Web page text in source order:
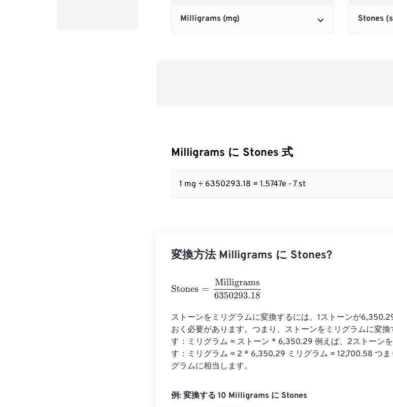
Milligrams に Stones 式
1 mg ÷ 6350293.18 = 1.5747e - 7 st
変換方法 Milligrams に Stones?
Stones Milligrams6350293.18
ストーンをミリグラムに変換するには、1ストーンが
おく必要があります。つまり、ストーンをミリグラムに変
す：ミリグラム = ストーン * 6,350.29 例えば、2ストーン
す：ミリグラム = 2 * 6,350.29 ミリグラム = 12,700.58 つま
グラムに相当します。
例: 変換する 10 Milligrams に Stones